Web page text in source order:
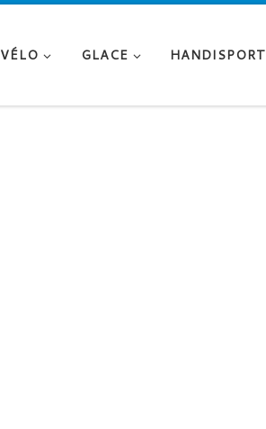
VÉLO GLACE HANDISPORT